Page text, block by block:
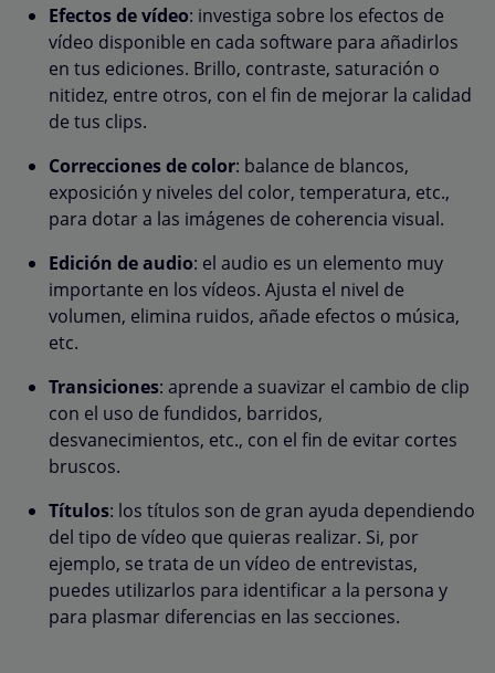
Efectos de vídeo: investiga sobre los efectos de
vídeo disponible en cada software para añadirlos
en tus ediciones. Brillo, contraste, saturación o
nitidez, entre otros, con el fin de mejorar la calidad
de tus clips.
Correcciones de color: balance de blancos,
exposición y niveles del color, temperatura, etc.,
para dotar a las imágenes de coherencia visual.
Edición de audio: el audio es un elemento muy
importante en los vídeos. Ajusta el nivel de
volumen, elimina ruidos, añade efectos o música,
etc.
Transiciones: aprende a suavizar el cambio de clip
con el uso de fundidos, barridos,
desvanecimientos, etc., con el fin de evitar cortes
bruscos.
Títulos: los títulos son de gran ayuda dependiendo
del tipo de vídeo que quieras realizar. Si, por
ejemplo, se trata de un vídeo de entrevistas,
puedes utilizarlos para identificar a la persona y
para plasmar diferencias en las secciones.